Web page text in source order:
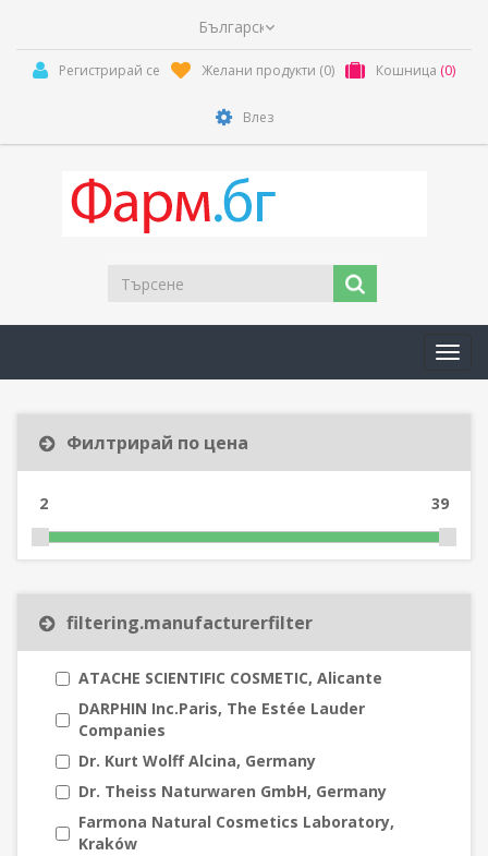
Регистрирай се Желани продукти (0) Кошница (0)
Влез
Филтрирай по цена
2 39
filtering.manufacturerfilter
ATACHE SCIENTIFIC COSMETIC, Alicante
DARPHIN Inc.Paris, The Estée Lauder
Companies
Dr. Kurt Wolff Alcina, Germany
Dr. Theiss Naturwaren GmbH, Germany
Farmona Natural Cosmetics Laboratory,
Kraków